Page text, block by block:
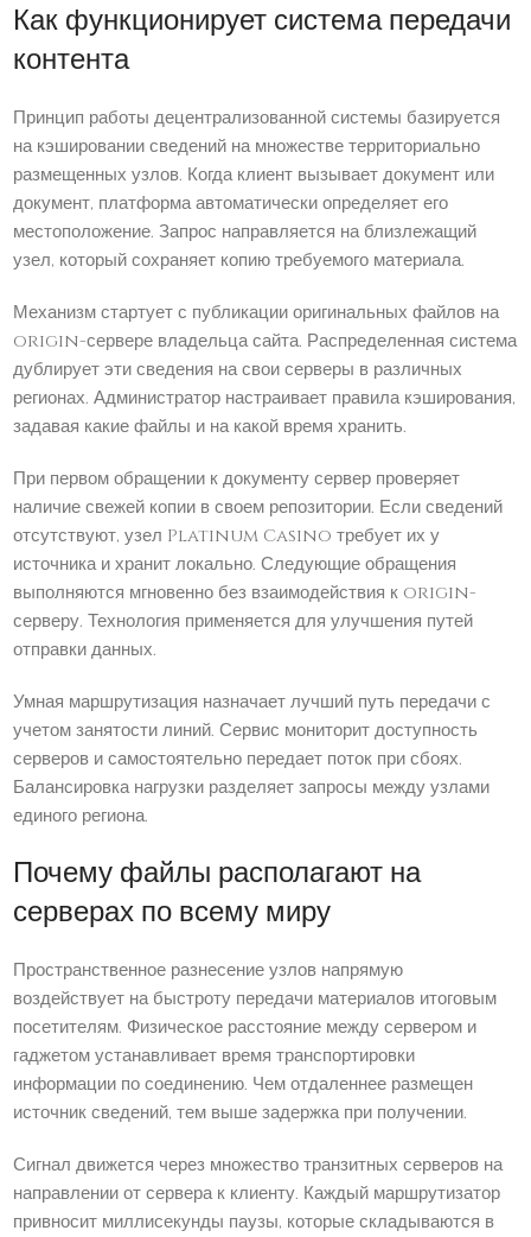
Как функционирует система передачи
контента
Принцип работы децентрализованной системы базируется
на кэшировании сведений на множестве территориально
размещенных узлов. Когда клиент вызывает документ или
документ, платформа автоматически определяет его
местоположение. Запрос направляется на близлежащий
узел, который сохраняет копию требуемого материала.
Механизм стартует с публикации оригинальных файлов на
origin-сервере владельца сайта. Распределенная система
дублирует эти сведения на свои серверы в различных
регионах. Администратор настраивает правила кэширования,
задавая какие файлы и на какой время хранить.
При первом обращении к документу сервер проверяет
наличие свежей копии в своем репозитории. Если сведений
отсутствуют, узел Platinum Casino требует их у
источника и хранит локально. Следующие обращения
выполняются мгновенно без взаимодействия к origin-
серверу. Технология применяется для улучшения путей
отправки данных.
Умная маршрутизация назначает лучший путь передачи с
учетом занятости линий. Сервис мониторит доступность
серверов и самостоятельно передает поток при сбоях.
Балансировка нагрузки разделяет запросы между узлами
единого региона.
Почему файлы располагают на
серверах по всему миру
Пространственное разнесение узлов напрямую
воздействует на быстроту передачи материалов итоговым
посетителям. Физическое расстояние между сервером и
гаджетом устанавливает время транспортировки
информации по соединению. Чем отдаленнее размещен
источник сведений, тем выше задержка при получении.
Сигнал движется через множество транзитных серверов на
направлении от сервера к клиенту. Каждый маршрутизатор
привносит миллисекунды паузы, которые складываются в